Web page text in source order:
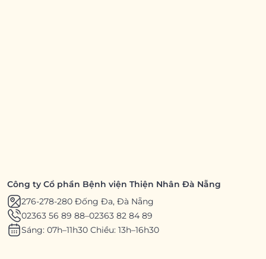
Công ty Cổ phần Bệnh viện Thiện Nhân Đà Nẵng
276-278-280 Đống Đa, Đà Nẵng
02363 56 89 88–02363 82 84 89
Sáng: 07h–11h30 Chiều: 13h–16h30